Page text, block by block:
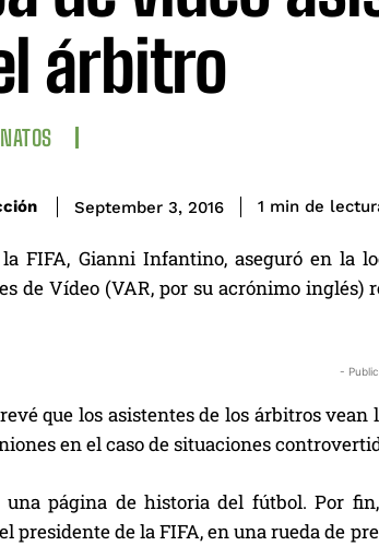
árbitro
September 3, 2016 1 min de
FIFA, Gianni Infantino, aseguró en la
de Vídeo (VAR, por su acrónimo inglés)
-
que los asistentes de los árbitros
en el caso de situaciones
una página de historia del fútbol. Por
presidente de la FIFA, en una rueda de